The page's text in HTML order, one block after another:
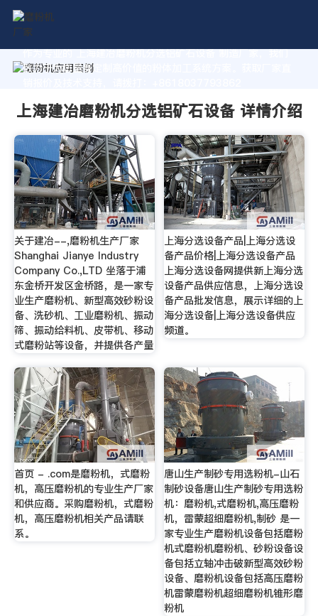
作为专业的 上海建冶磨粉机分选铝矿石设备 制造厂家，我们
致力于为您量身定制高价值的粉体加工系统方案。获取厂家直
上海建冶磨粉机分选铝矿石设备 详情介绍
关于建冶--,磨粉机生产厂家
Shanghai Jianye Industry
Company Co.,LTD 坐落于浦
东金桥开发区金桥路，是一家专
业生产磨粉机、新型高效砂粉设
备、洗砂机、工业磨粉机、振动
筛、振动给料机、皮带机、移动
式磨粉站等设备，并提供各产量
上海分选设备产品|上海分选设
备产品价格|上海分选设备产品
上海分选设备网提供新上海分选
设备产品供应信息，上海分选设
备产品批发信息，展示详细的上
海分选设备|上海分选设备供应
频道。
首页 - .com是磨粉机，式磨粉
机，高压磨粉机的专业生产厂家
和供应商。采购磨粉机，式磨粉
机，高压磨粉机相关产品请联
系。
唐山生产制砂专用选粉机-山石
制砂设备唐山生产制砂专用选粉
机：磨粉机,式磨粉机,高压磨粉
机，雷蒙超细磨粉机,制砂 是一
家专业生产磨粉机设备包括磨粉
机式磨粉机磨粉机、砂粉设备设
备包括立轴冲击破新型高效砂粉
设备、磨粉机设备包括高压磨粉
机雷蒙磨粉机超细磨粉机锥形磨
粉机